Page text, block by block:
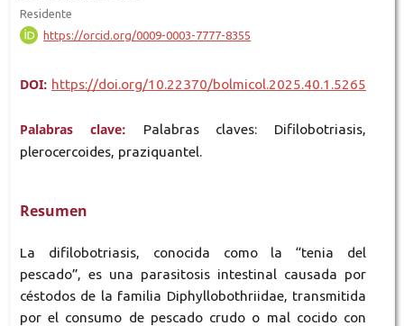
Residente
https://orcid.org/0009-0003-7777-8355
DOI: https://doi.org/10.22370/bolmicol.2025.40.1.5265
Palabras clave:
Palabras claves: Difilobotriasis,
plerocercoides, praziquantel.
Resumen
La difilobotriasis, conocida como la “tenia del
pescado”, es una parasitosis intestinal causada por
céstodos de la familia Diphyllobothriidae, transmitida
por el consumo de pescado crudo o mal cocido con